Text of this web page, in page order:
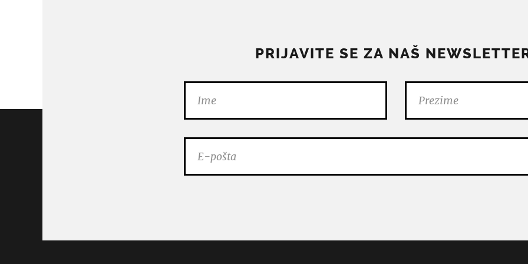
PRIJAVITE SE ZA NAŠ